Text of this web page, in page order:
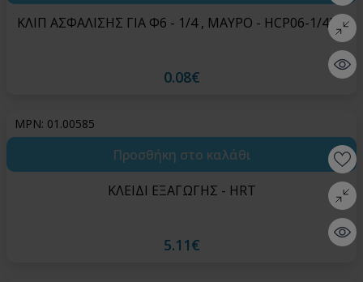
Quick
ΚΛΙΠ ΑΣΦΑΛΙΣΗΣ ΓΙΑ Φ6 - 1/4 , ΜΑΥΡΟ - HCP06-1/4BK
0.08€
MPN: 01.00585
Quick
Προσθήκη στο καλάθι
ΚΛΕΙΔΙ ΕΞΑΓΩΓΗΣ - HRT
5.11€